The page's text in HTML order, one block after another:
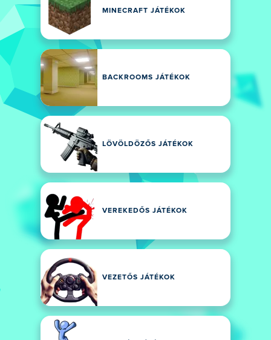
MINECRAFT JÁTÉKOK
BACKROOMS JÁTÉKOK
LÖVÖLDÖZŐS JÁTÉKOK
VEREKEDŐS JÁTÉKOK
VEZETŐS JÁTÉKOK